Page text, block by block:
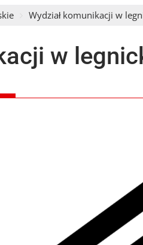
Wydział komunikacji w
w